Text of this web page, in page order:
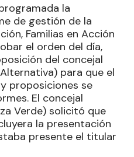
la
de gestión de la
Familias en Acción
el orden del día,
del concejal
para que el
proposiciones se
El concejal
Verde) solicitó que
la presentación
presente el titular